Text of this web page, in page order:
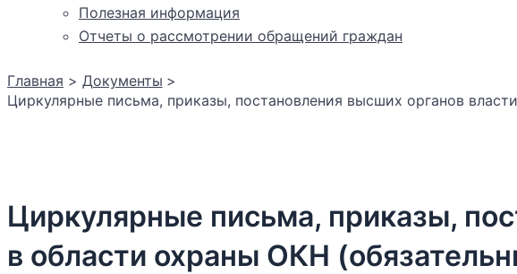
Полезная информация
Отчеты о рассмотрении обращений граждан
Главная
Документы
Циркулярные письма, приказы, постановления высших органов
Циркулярные письма, приказы,
в области охраны ОКН